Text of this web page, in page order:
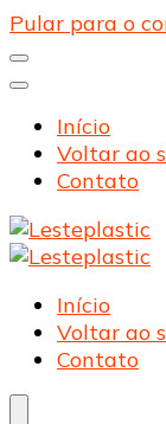
Pular para o
Início
Voltar ao
Contato
Lesteplastic
Blog –
Lesteplastic
Blog –Início
Voltar ao
Contato